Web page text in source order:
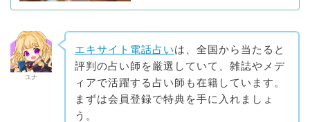
ユナ
エキサイト電話占いは、全国から当たると
評判の占い師を厳選していて、雑誌やメデ
ィアで活躍する占い師も在籍しています。
まずは会員登録で特典を手に入れましょ
う。